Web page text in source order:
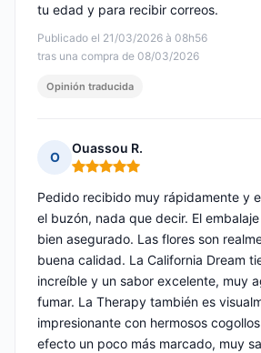
Publicado el 21/03/2026 à 08h56
tras una compra de 08/03/2026
tu edad y para recibir correos.
Opinión traducida
O
Ouassou R.
Nota: 5 de 5
Pedido recibido muy rápidamente y
el buzón, nada que decir. El
bien asegurado. Las flores son
buena calidad. La California Dream
increíble y un sabor excelente, muy
fumar. La Therapy también es
impresionante con hermosos
efecto un poco más marcado, muy